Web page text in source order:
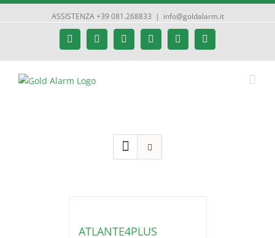
ASSISTENZA +39 081.268833 | info@goldalarm.it
FacebookGoogle+ InstagramTwitter YouTube
ATLANTE4PLUS